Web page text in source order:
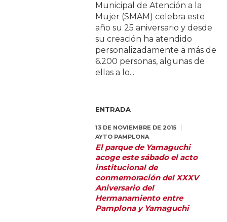
Municipal de Atención a la
Mujer (SMAM) celebra este
año su 25 aniversario y desde
su creación ha atendido
personalizadamente a más de
6.200 personas, algunas de
ellas a lo...
ENTRADA
13 DE NOVIEMBRE DE 2015
AYTO PAMPLONA
El parque de Yamaguchi
acoge este sábado el acto
institucional de
conmemoración del XXXV
Aniversario del
Hermanamiento entre
Pamplona y Yamaguchi